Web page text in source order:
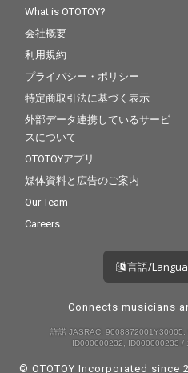
ってリマスターが施さ
れている。
What is OTOTOY?
会社概要
利用規約
プライバシー・ポリシー
特定商取引法に基づく表示
外部データ連携しているサービ
スについて
OTOTOYアプリ
媒体資料と広告のご案内
Our Team
Careers
言語/
Connects musicians
許諾 JASRAC:
ID000000232, ID000000233 /
© OTOTOY Incorporated since